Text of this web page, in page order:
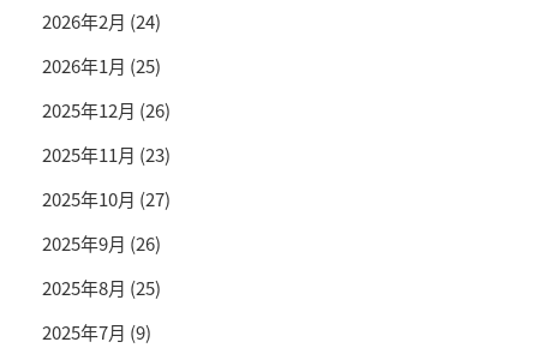
2026年2月 (24)
2026年1月 (25)
2025年12月 (26)
2025年11月 (23)
2025年10月 (27)
2025年9月 (26)
2025年8月 (25)
2025年7月 (9)